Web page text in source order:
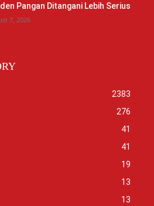
Pangan Ditangani Lebih Serius
7, 2026
2383
276
41
41
19
13
13